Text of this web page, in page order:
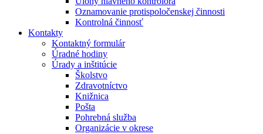
Oznamovanie protispoločenskej činnosti
Kontrolná činnosť
Kontakty
Kontaktný formulár
Úradné hodiny
Úrady a inštitúcie
Školstvo
Zdravotníctvo
Knižnica
Pošta
Pohrebná služba
Organizácie v okrese